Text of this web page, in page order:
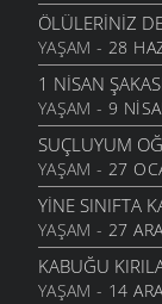
ÖLÜLERINIZ
YAŞAM - 28
1 NISAN
YAŞAM - 9
SUÇLUYUM
YAŞAM - 27
YINE SINIFTA
YAŞAM - 27
KABUĞU
YAŞAM - 14